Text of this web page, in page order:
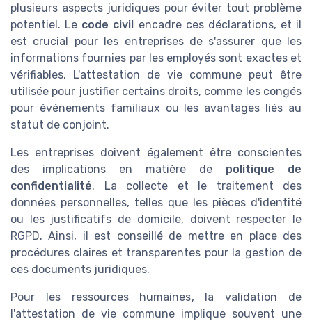
plusieurs aspects juridiques pour éviter tout problème
potentiel. Le code civil encadre ces déclarations, et il
est crucial pour les entreprises de s'assurer que les
informations fournies par les employés sont exactes et
vérifiables. L'attestation de vie commune peut être
utilisée pour justifier certains droits, comme les congés
pour événements familiaux ou les avantages liés au
statut de conjoint.
Les entreprises doivent également être conscientes
des implications en matière de politique de
confidentialité. La collecte et le traitement des
données personnelles, telles que les pièces d'identité
ou les justificatifs de domicile, doivent respecter le
RGPD. Ainsi, il est conseillé de mettre en place des
procédures claires et transparentes pour la gestion de
ces documents juridiques.
Pour les ressources humaines, la validation de
l'attestation de vie commune implique souvent une